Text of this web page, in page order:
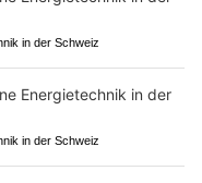
in der Schweiz
in der Schweiz